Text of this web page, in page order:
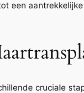
een
cruciale